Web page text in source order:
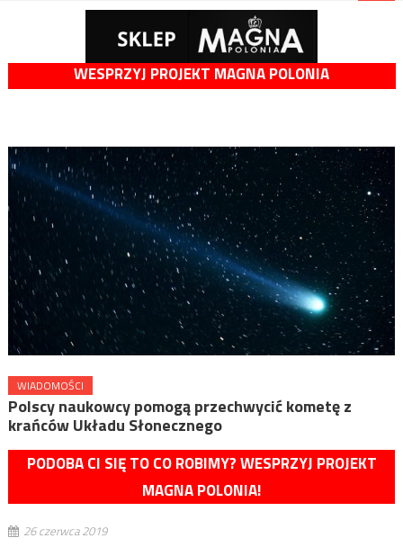
WESPRZYJ PROJEKT MAGNA POLONIA
WIADOMOŚCI
Polscy naukowcy pomogą przechwycić kometę z
krańców Układu Słonecznego
PODOBA CI SIĘ TO CO ROBIMY? WESPRZYJ PROJEKT
MAGNA POLONIA!
26 czerwca 2019